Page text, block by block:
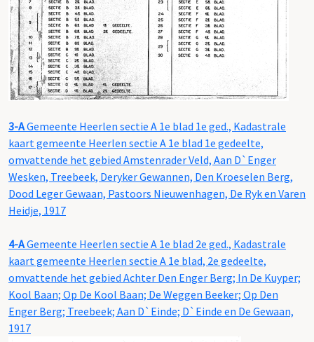
3-AGemeente Heerlen sectie A 1e blad 1e ged., Kadastrale
kaart gemeente Heerlen sectie A 1e blad 1e gedeelte,
omvattende het gebied Amstenrader Veld, Aan D`Enger
Wesken, Treebeek, Deryker Gewannen, Den Kroeselen Berg,
Dood Leger Gewaan, Pastoors Nieuwenhagen, De Ryk en Varen
Heidje, 1917
4-AGemeente Heerlen sectie A 1e blad 2e ged., Kadastrale
kaart gemeente Heerlen sectie A 1e blad, 2e gedeelte,
omvattende het gebied Achter Den Enger Berg; In De Kuyper;
Kool Baan; Op De Kool Baan; De Weggen Beeker; Op Den
Enger Berg; Treebeek; Aan D`Einde; D`Einde en De Gewaan,
1917